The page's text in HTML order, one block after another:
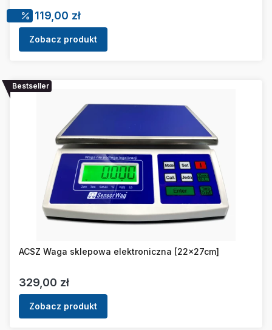
Cena promocyjna
119,00 zł
Zobacz produkt
Bestseller
ACSZ Waga sklepowa elektroniczna [22x27cm]
Cena
329,00 zł
Zobacz produkt